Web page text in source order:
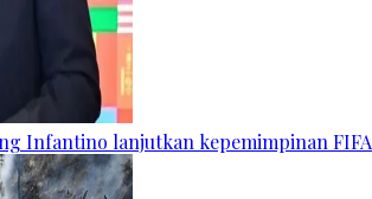
Infantino lanjutkan kepemimpinan FIFA